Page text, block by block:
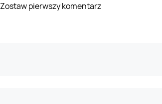
Zostaw pierwszy komentarz